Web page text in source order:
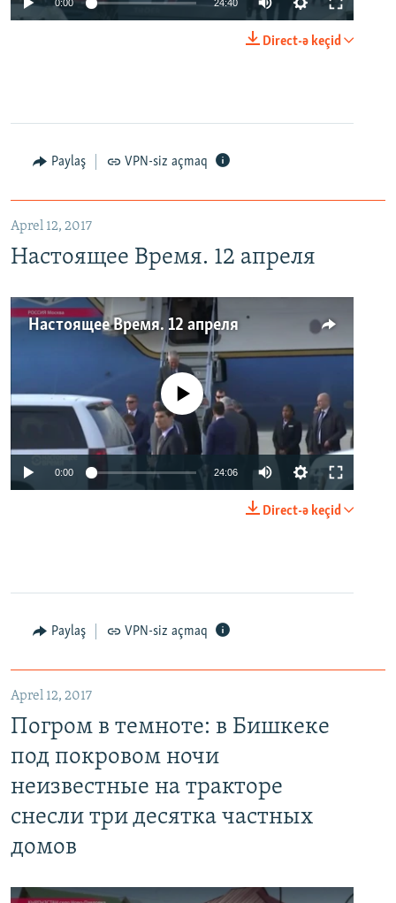
0:00 24:40
Direct-ə keçid
Paylaş VPN-siz açmaq
Aprel 12, 2017
Настоящее Время. 12 апреля
Настоящее Время. 12 апреля
No media source currently available
0:00 24:06
Direct-ə keçid
Paylaş VPN-siz açmaq
Aprel 12, 2017
Погром в темноте: в Бишкеке
под покровом ночи
неизвестные на тракторе
снесли три десятка частных
домов